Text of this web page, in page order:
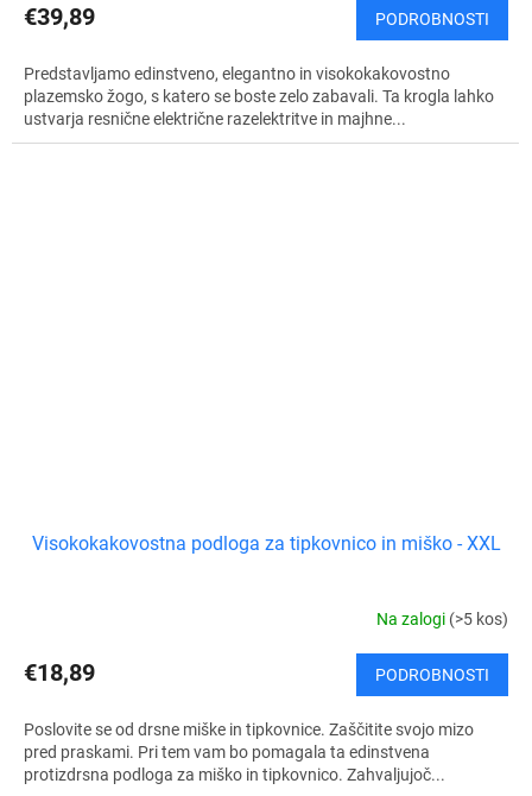
€39,89 PODROBNOSTI
Predstavljamo edinstveno, elegantno in visokokakovostno
plazemsko žogo, s katero se boste zelo zabavali. Ta krogla lahko
ustvarja resnične električne razelektritve in majhne...
Visokokakovostna podloga za tipkovnico in miško - XXL
Na zalogi (>5 kos)
€18,89 PODROBNOSTI
Poslovite se od drsne miške in tipkovnice. Zaščitite svojo mizo
pred praskami. Pri tem vam bo pomagala ta edinstvena
protizdrsna podloga za miško in tipkovnico. Zahvaljujoč...